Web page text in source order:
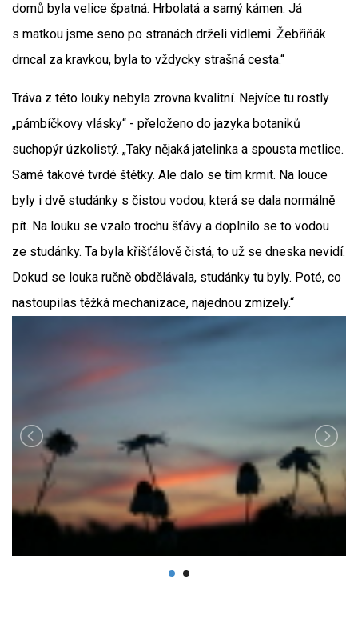
domů byla velice špatná. Hrbolatá a samý kámen. Já
s matkou jsme seno po stranách drželi vidlemi. Žebřiňák
drncal za kravkou, byla to vždycky strašná cesta.“
Tráva z této louky nebyla zrovna kvalitní. Nejvíce tu rostly
„pámbíčkovy vlásky“ - přeloženo do jazyka botaniků
suchopýr úzkolistý. „Taky nějaká jatelinka a spousta metlice.
Samé takové tvrdé štětky. Ale dalo se tím krmit. Na louce
byly i dvě studánky s čistou vodou, která se dala normálně
pít. Na louku se vzalo trochu šťávy a doplnilo se to vodou
ze studánky. Ta byla křišťálově čistá, to už se dneska nevidí.
Dokud se louka ručně obdělávala, studánky tu byly. Poté, co
nastoupilas těžká mechanizace, najednou zmizely.“